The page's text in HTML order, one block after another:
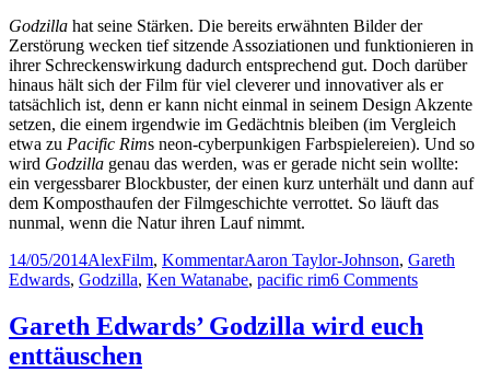
Godzilla hat seine Stärken. Die bereits erwähnten Bilder der
Zerstörung wecken tief sitzende Assoziationen und funktionieren in
ihrer Schreckenswirkung dadurch entsprechend gut. Doch darüber
hinaus hält sich der Film für viel cleverer und innovativer als er
tatsächlich ist, denn er kann nicht einmal in seinem Design Akzente
setzen, die einem irgendwie im Gedächtnis bleiben (im Vergleich
etwa zu Pacific Rims neon-cyberpunkigen Farbspielereien). Und so
wird Godzilla genau das werden, was er gerade nicht sein wollte:
ein vergessbarer Blockbuster, der einen kurz unterhält und dann auf
dem Komposthaufen der Filmgeschichte verrottet. So läuft das
nunmal, wenn die Natur ihren Lauf nimmt.
Posted
on
14/05/2014Author
AlexCategories
Film, KommentarTags
Aaron Taylor-Johnson, Gareth
Edwards, Godzilla, Ken Watanabe, pacific rim6 Commentson
Godzilla
Gareth Edwards’ Godzilla wird euch
enttäuschen